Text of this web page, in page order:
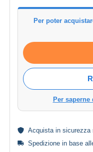
Per poter
Per
Acquista in sicurezza
Spedizione in base